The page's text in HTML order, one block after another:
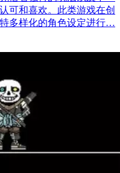
可和喜欢。此类游戏在创
多样化的角色设定进行…